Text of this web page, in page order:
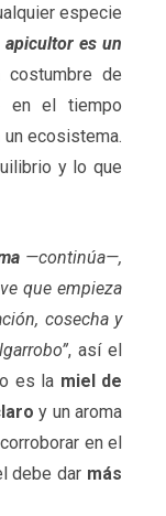
especie
apicultor es un
de
en el tiempo
ecosistema.
y lo que
—continúa—,
que empieza
cosecha y
, así el
es la miel de
y un aroma
en el
debe dar más